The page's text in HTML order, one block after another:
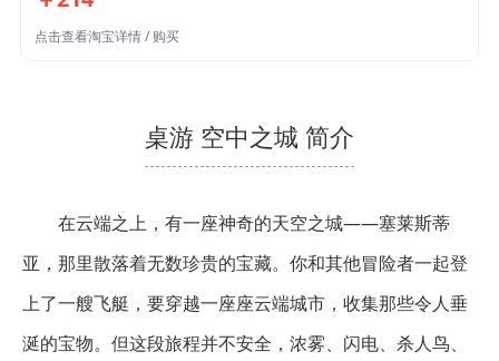
点击查看淘宝详情 / 购买
桌游 空中之城 简介
在云端之上，有一座神奇的天空之城——塞莱斯蒂
亚，那里散落着无数珍贵的宝藏。你和其他冒险者一起登
上了一艘飞艇，要穿越一座座云端城市，收集那些令人垂
涎的宝物。但这段旅程并不安全，浓雾、闪电、杀人鸟、